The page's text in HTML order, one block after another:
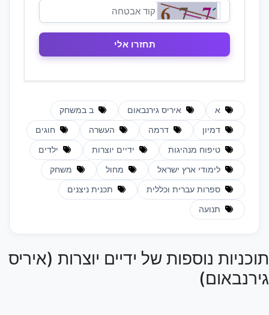
א איריס גירנבאום ב במשחק
דמיון דרמה העשרה חוגים
טיפוח מנהיגות ידיים יוצרות ילדים
לימודי ארץ ישראל מחול משחק
ספרות עברית וכללית תכנית ניצנים
תנועה
תוכניות נוספות של ידיים יוצרות (איריס
גירנבאום)